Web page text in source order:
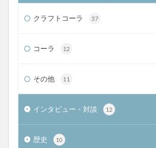
クラフトコーラ 37
コーラ 12
その他 11
インタビュー・対談 12
歴史 10